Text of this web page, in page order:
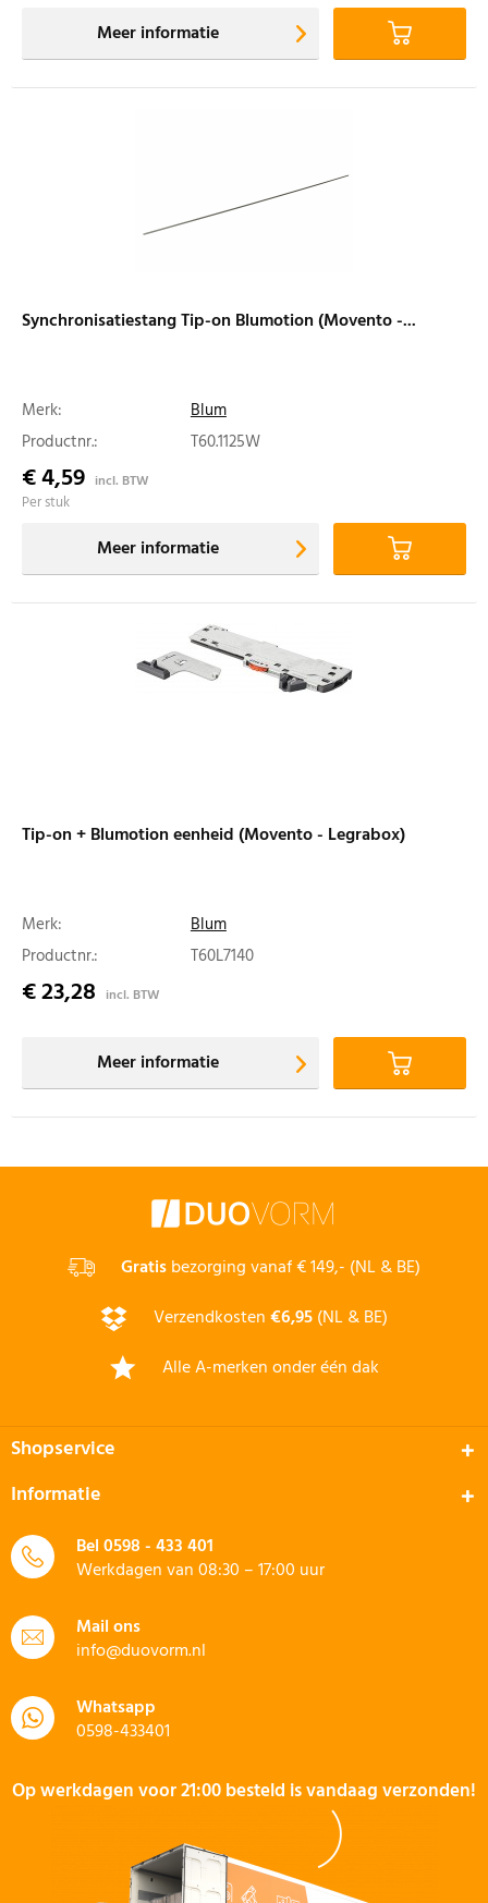
Meer informatie
Synchronisatiestang Tip-on Blumotion (Movento -...
Merk:
Blum
Productnr.:
T60.1125W
€ 4,59 incl. BTW
Per stuk
Meer informatie
Tip-on + Blumotion eenheid (Movento - Legrabox)
Merk:
Blum
Productnr.:
T60L7140
€ 23,28 incl. BTW
Meer informatie
Gratisbezorging vanaf € 149,- (NL & BE)
Verzendkosten€6,95(NL & BE)
Alle A-merken onder één dak
Shopservice
Informatie
Bel0598 - 433 401
Werkdagen van 08:30 – 17:00 uur
Mail ons
info@duovorm.nl
Whatsapp
0598-433401
Op werkdagen voor 21:00 besteld is vandaag verzonden!